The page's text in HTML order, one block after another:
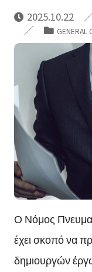
2025.10.22
GENERAL
Ο Νόμος
έχει σκοπό να
δημιουργών